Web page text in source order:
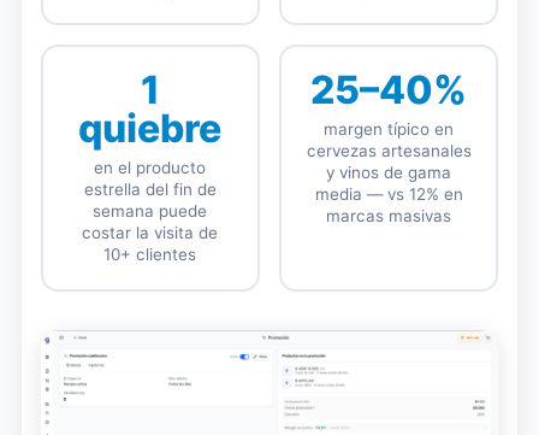
1
quiebre
en el producto
estrella del fin de
semana puede
costar la visita de
10+ clientes
25–40%
margen típico en
cervezas artesanales
y vinos de gama
media — vs 12% en
marcas masivas